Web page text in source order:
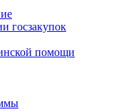
госзакупок
помощи